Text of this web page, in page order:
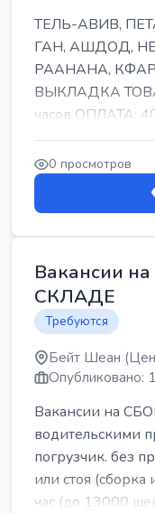
ТЕЛЬ-АВИВ,
ГАН, АШДОД,
РААНАНА,
ВЫКЛАДКА
часов ОПЛАТА:
ПИТАНИЕ ЕСТЬ
0 просмотров
Вакансии
СКЛАДЕ
Требуются
Бейт Шеан
Опубликовано:
Вакансии на
водительскими
погрузчик. без
или стоя (сборка
час (до 13000